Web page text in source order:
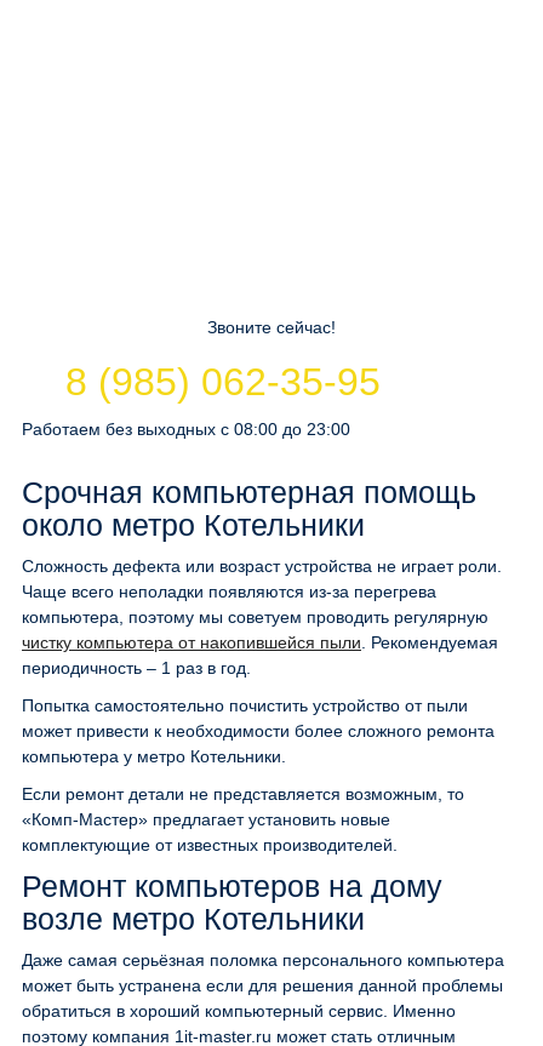
Звоните сейчас!
8 (985) 062-35-95
Работаем без выходных с 08:00 до 23:00
Срочная компьютерная помощь
около метро Котельники
Сложность дефекта или возраст устройства не играет роли.
Чаще всего неполадки появляются из-за перегрева
компьютера, поэтому мы советуем проводить регулярную
чистку компьютера от накопившейся пыли . Рекомендуемая
периодичность – 1 раз в год.
Попытка самостоятельно почистить устройство от пыли
может привести к необходимости более сложного ремонта
компьютера у метро Котельники.
Если ремонт детали не представляется возможным, то
«Комп-Мастер» предлагает установить новые
комплектующие от известных производителей.
Ремонт компьютеров на дому
возле метро Котельники
Даже самая серьёзная поломка персонального компьютера
может быть устранена если для решения данной проблемы
обратиться в хороший компьютерный сервис. Именно
поэтому компания 1it-master.ru может стать отличным